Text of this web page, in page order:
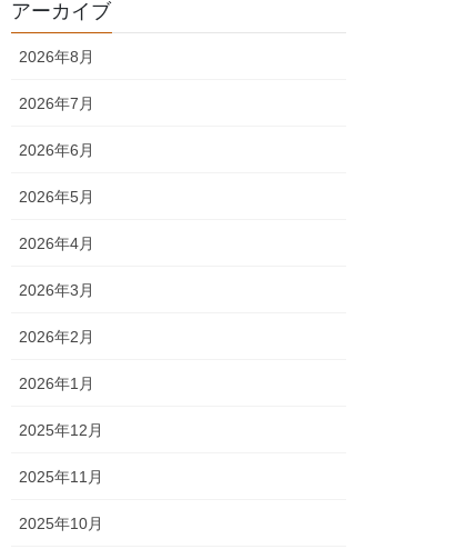
アーカイブ
2026年8月
2026年7月
2026年6月
2026年5月
2026年4月
2026年3月
2026年2月
2026年1月
2025年12月
2025年11月
2025年10月